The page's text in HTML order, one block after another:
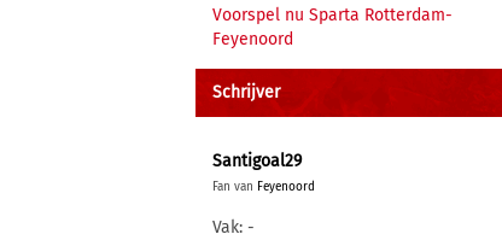
Voorspel nu Sparta Rotterdam-
Feyenoord
Schrijver
Santigoal29
Fan van Feyenoord
Vak: -